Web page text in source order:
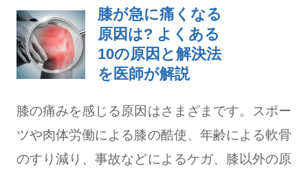
膝が急に痛くなる
原因は? よくある
10の原因と解決法
を医師が解説
膝の痛みを感じる原因はさまざまです。スポー
ツや肉体労働による膝の酷使、年齢による軟骨
のすり減り、事故などによるケガ、膝以外の原